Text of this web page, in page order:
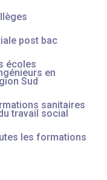
post bac
écoles
en
Sud
sanitaires
travail social
les formations